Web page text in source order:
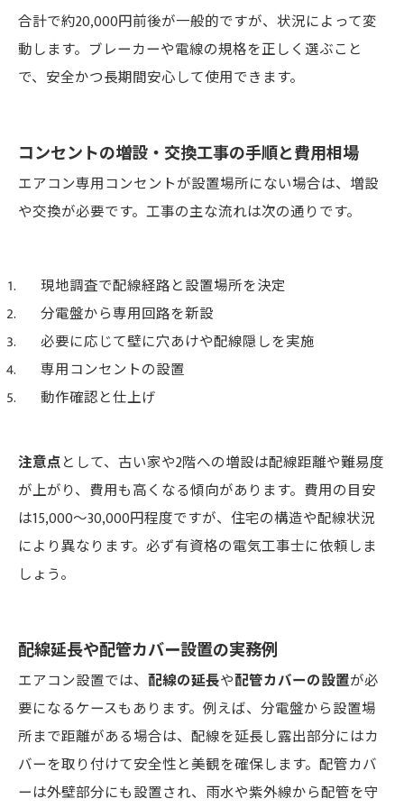
合計で約20,000円前後が一般的ですが、状況によって変
動します。ブレーカーや電線の規格を正しく選ぶこと
で、安全かつ長期間安心して使用できます。
コンセントの増設・交換工事の手順と費用相場
エアコン専用コンセントが設置場所にない場合は、増設
や交換が必要です。工事の主な流れは次の通りです。
現地調査で配線経路と設置場所を決定
分電盤から専用回路を新設
必要に応じて壁に穴あけや配線隠しを実施
専用コンセントの設置
動作確認と仕上げ
注意点として、古い家や2階への増設は配線距離や難易度
が上がり、費用も高くなる傾向があります。費用の目安
は15,000～30,000円程度ですが、住宅の構造や配線状況
により異なります。必ず有資格の電気工事士に依頼しま
しょう。
配線延長や配管カバー設置の実務例
エアコン設置では、 配線の延長や配管カバーの設置が必
要になるケースもあります。例えば、分電盤から設置場
所まで距離がある場合は、配線を延長し露出部分にはカ
バーを取り付けて安全性と美観を確保します。配管カバ
ーは外壁部分にも設置され、雨水や紫外線から配管を守